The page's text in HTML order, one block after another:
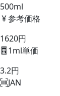
500ml
参考価格
1620円
1ml単価
3.2円
JAN